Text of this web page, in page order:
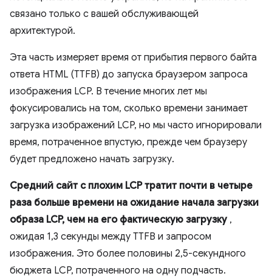
связано только с вашей обслуживающей
архитектурой.
Эта часть измеряет время от прибытия первого байта
ответа HTML (TTFB) до запуска браузером запроса
изображения LCP. В течение многих лет мы
фокусировались на том, сколько времени занимает
загрузка изображений LCP, но мы часто игнорировали
время, потраченное впустую, прежде чем браузеру
будет предложено начать загрузку.
Средний сайт с плохим LCP тратит почти в четыре
раза больше времени на ожидание начала загрузки
образа LCP, чем на его фактическую загрузку,
ожидая 1,3 секунды между TTFB и запросом
изображения. Это более половины 2,5-секундного
бюджета LCP, потраченного на одну подчасть.